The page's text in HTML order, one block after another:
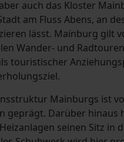
auch das Kloster
am Fluss Abens, an
lässt. Mainburg gilt
Wander- und
touristischer
Mainburgs ist
geprägt. Darüber hinaus
seinen Sitz in